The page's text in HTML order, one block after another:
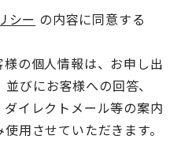
シー の内容に同意する
の個人情報は、お申し出
びにお客様への回答、
イレクトメール等の案内
用させていただきます。